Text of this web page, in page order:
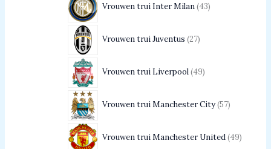
Vrouwen trui Inter Milan 43
Vrouwen trui Juventus 27
Vrouwen trui Liverpool 49
Vrouwen trui Manchester City 57
Vrouwen trui Manchester United 49